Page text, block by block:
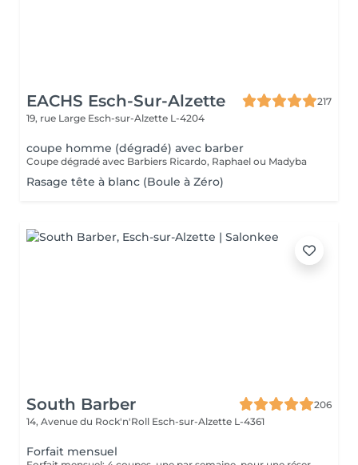
EACHS Esch-Sur-Alzette
217
19, rue Large Esch-sur-Alzette L-4204
coupe homme (dégradé) avec barber
Coupe dégradé avec Barbiers Ricardo, Raphael ou Madyba
Rasage tête à blanc (Boule à Zéro)
South Barber
206
14, Avenue du Rock'n'Roll Esch-sur-Alzette L-4361
Forfait mensuel